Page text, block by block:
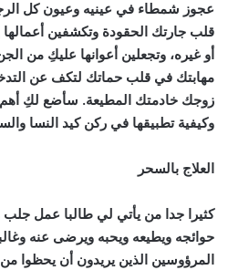
عجوز شمطاء في عينيه وعيون كل
قلب جارتك الحقودة وتكشفين
أو غيره، وتجعلين أعوانها عليكِ من
مهابتك في قلب حماتك لتكف عن
زوجك خادمتك المطيعة. سأضع لكِ
وكيفية تطبيقها في ركن كيد النسا
العلاج بالسحر
كثيرا جدا من يأتي لي طالبا عمل
حوائجه ويطيعه ويحبه ويرضى عنه
المرؤوسين الذين يريدون أن يحظوا